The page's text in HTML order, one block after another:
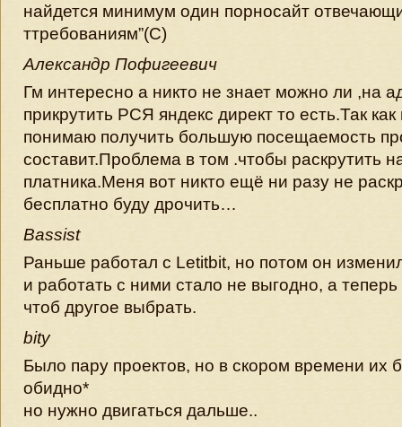
найдется минимум один порносайт
ттребованиям”(С)
Александр Пофигеевич
Гм интересно а никто не знает можно ли ,на
прикрутить РСЯ яндекс директ то есть.Так как
понимаю получить большую посещаемость
составит.Проблема в том .чтобы раскрутить
платника.Меня вот никто ещё ни разу не
бесплатно буду дрочить…
Bassist
Раньше работал с Letitbit, но потом он
и работать с ними стало не выгодно, а
чтоб другое выбрать.
bity
Было пару проектов, но в скором времени их
обидно*
но нужно двигаться дальше..